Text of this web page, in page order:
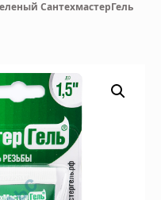
СантехмастерГель